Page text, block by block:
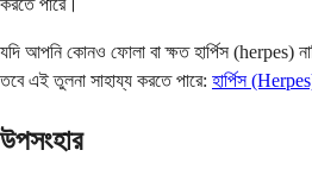
যদি আপনি কোনও ফোলা বা ক্ষত হার্পিস (herpes)
তবে এই তুলনা সাহায্য করতে পারে: হার্পিস
উপসংহার